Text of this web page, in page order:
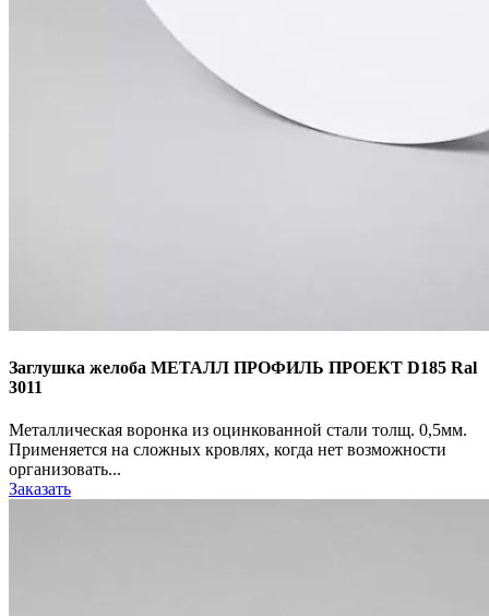
Заглушка желоба МЕТАЛЛ ПРОФИЛЬ ПРОЕКТ D185 Ral
3011
Металлическая воронка из оцинкованной стали толщ. 0,5мм.
Применяется на сложных кровлях, когда нет возможности
организовать...
Заказать